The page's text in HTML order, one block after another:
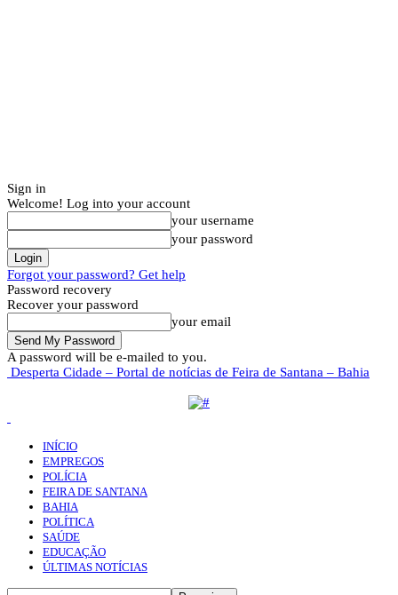
Sign in
Welcome! Log into your account
your username
your password
Forgot your password? Get help
Password recovery
Recover your password
your email
A password will be e-mailed to you.
Desperta Cidade – Portal de notícias de Feira de Santana – Bahia
INÍCIO
EMPREGOS
POLÍCIA
FEIRA DE SANTANA
BAHIA
POLÍTICA
SAÚDE
EDUCAÇÃO
ÚLTIMAS NOTÍCIAS